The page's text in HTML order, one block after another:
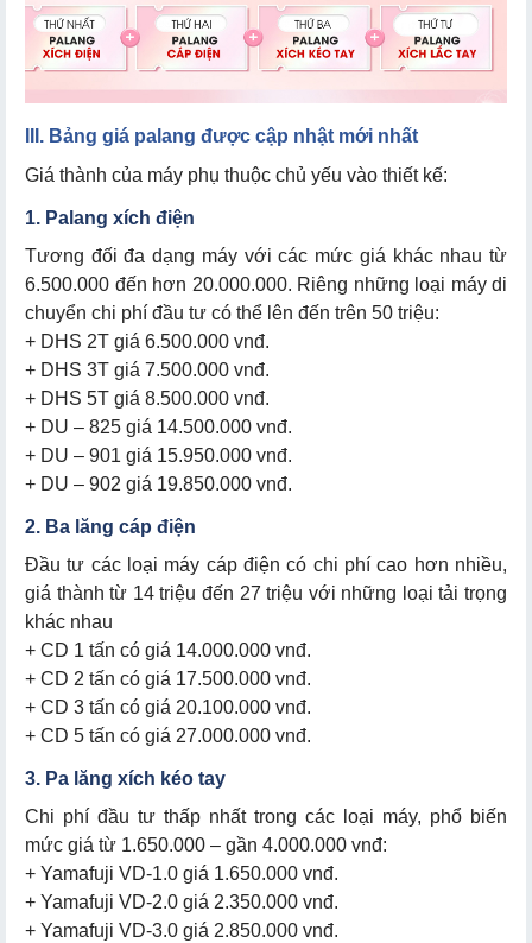
III. Bảng giá palang được cập nhật mới nhất
Giá thành của máy phụ thuộc chủ yếu vào thiết kế:
1. Palang xích điện
Tương đối đa dạng máy với các mức giá khác nhau từ
6.500.000 đến hơn 20.000.000. Riêng những loại máy di
chuyển chi phí đầu tư có thể lên đến trên 50 triệu:
+ DHS 2T giá 6.500.000 vnđ.
+ DHS 3T giá 7.500.000 vnđ.
+ DHS 5T giá 8.500.000 vnđ.
+ DU – 825 giá 14.500.000 vnđ.
+ DU – 901 giá 15.950.000 vnđ.
+ DU – 902 giá 19.850.000 vnđ.
2. Ba lăng cáp điện
Đầu tư các loại máy cáp điện có chi phí cao hơn nhiều,
giá thành từ 14 triệu đến 27 triệu với những loại tải trọng
khác nhau
+ CD 1 tấn có giá 14.000.000 vnđ.
+ CD 2 tấn có giá 17.500.000 vnđ.
+ CD 3 tấn có giá 20.100.000 vnđ.
+ CD 5 tấn có giá 27.000.000 vnđ.
3. Pa lăng xích kéo tay
Chi phí đầu tư thấp nhất trong các loại máy, phổ biến
mức giá từ 1.650.000 – gần 4.000.000 vnđ:
+ Yamafuji VD-1.0 giá 1.650.000 vnđ.
+ Yamafuji VD-2.0 giá 2.350.000 vnđ.
+ Yamafuji VD-3.0 giá 2.850.000 vnđ.